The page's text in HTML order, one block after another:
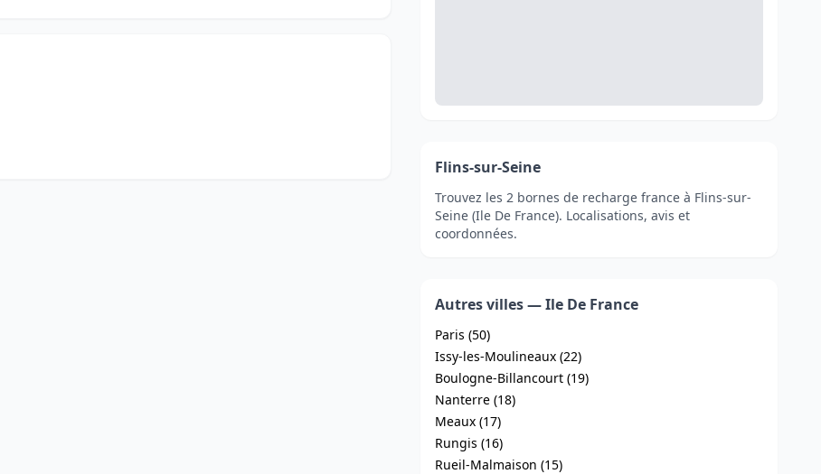
Flins-sur-Seine
Trouvez les 2 bornes de recharge france à Flins-sur-
Seine (Ile De France). Localisations, avis et
coordonnées.
Autres villes — Ile De France
Paris (50)
Issy-les-Moulineaux (22)
Boulogne-Billancourt (19)
Nanterre (18)
Meaux (17)
Rungis (16)
Rueil-Malmaison (15)